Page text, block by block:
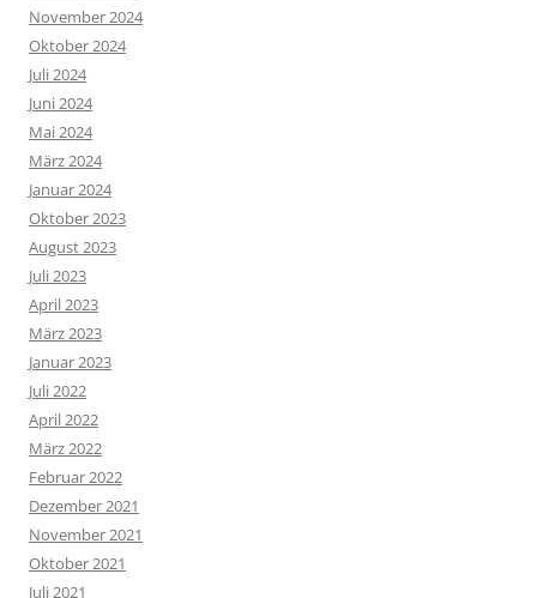
November 2024
Oktober 2024
Juli 2024
Juni 2024
Mai 2024
März 2024
Januar 2024
Oktober 2023
August 2023
Juli 2023
April 2023
März 2023
Januar 2023
Juli 2022
April 2022
März 2022
Februar 2022
Dezember 2021
November 2021
Oktober 2021
Juli 2021